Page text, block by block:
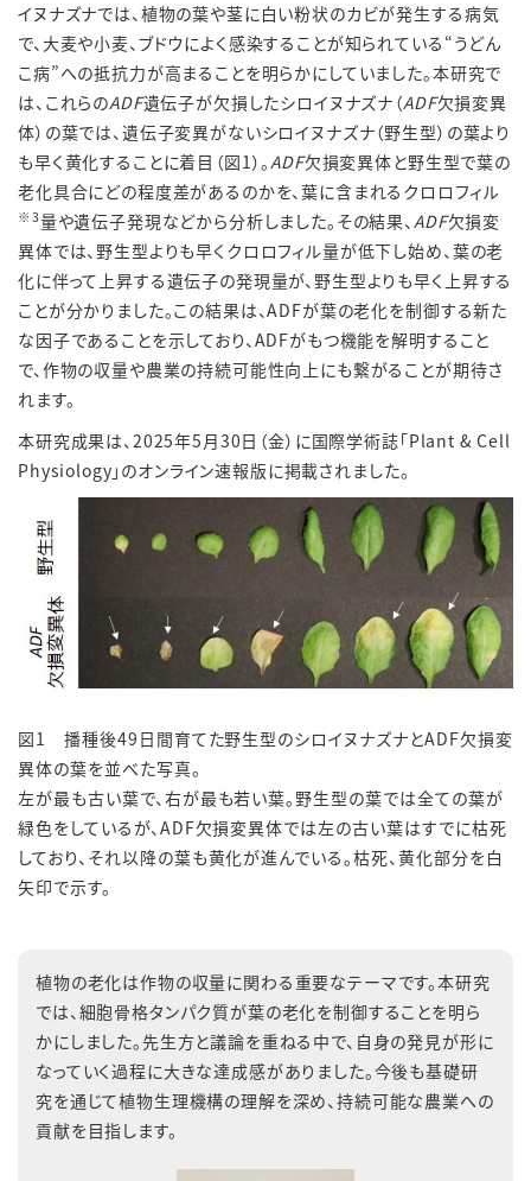
イヌナズナでは、植物の葉や茎に白い粉状のカビが発生する病気
で、大麦や小麦、ブドウによく感染することが知られている“うどん
こ病”への抵抗力が高まることを明らかにしていました。本研究で
は、これらのADF遺伝子が欠損したシロイヌナズナ（ADF欠損変異
体）の葉では、遺伝子変異がないシロイヌナズナ（野生型）の葉より
も早く黄化することに着目（図1）。ADF欠損変異体と野生型で葉の
老化具合にどの程度差があるのかを、葉に含まれるクロロフィル
※ 3量や遺伝子発現などから分析しました。その結果、ADF欠損変
異体では、野生型よりも早くクロロフィル量が低下し始め、葉の老
化に伴って上昇する遺伝子の発現量が、野生型よりも早く上昇する
ことが分かりました。この結果は、ADFが葉の老化を制御する新た
な因子であることを示しており、ADFがもつ機能を解明すること
で、作物の収量や農業の持続可能性向上にも繋がることが期待さ
れます。
本研究成果は、2025年5月30日（金）に国際学術誌「Plant & Cell
Physiology」のオンライン速報版に掲載されました。
図1 播種後49日間育てた野生型のシロイヌナズナとADF欠損変
異体の葉を並べた写真。
左が最も古い葉で、右が最も若い葉。野生型の葉では全ての葉が
緑色をしているが、ADF欠損変異体では左の古い葉はすでに枯死
しており、それ以降の葉も黄化が進んでいる。枯死、黄化部分を白
矢印で示す。
植物の老化は作物の収量に関わる重要なテーマです。本研究
では、細胞骨格タンパク質が葉の老化を制御することを明ら
かにしました。先生方と議論を重ねる中で、自身の発見が形に
なっていく過程に大きな達成感がありました。今後も基礎研
究を通じて植物生理機構の理解を深め、持続可能な農業への
貢献を目指します。